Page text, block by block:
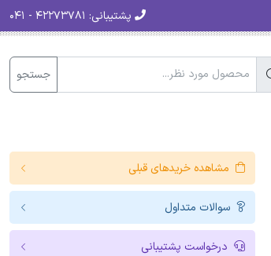
پشتیبانی:
جستجو
مشاهده خریدهای قبلی
سوالات متداول
درخواست پشتیبانی